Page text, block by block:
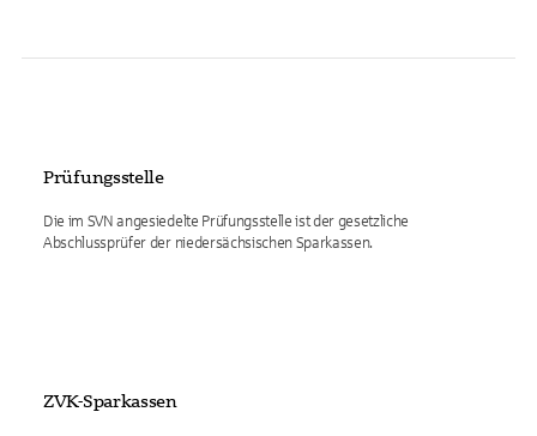
Prüfungsstelle
Die im SVN angesiedelte Prüfungsstelle ist der gesetzliche
Abschlussprüfer der niedersächsischen Sparkassen.
ZVK-Sparkassen